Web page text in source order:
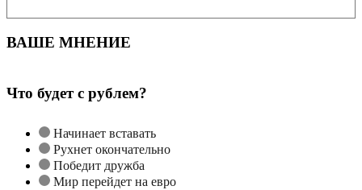
ВАШЕ МНЕНИЕ
Что будет с рублем?
Начинает вставать
Рухнет окончательно
Победит дружба
Мир перейдет на евро